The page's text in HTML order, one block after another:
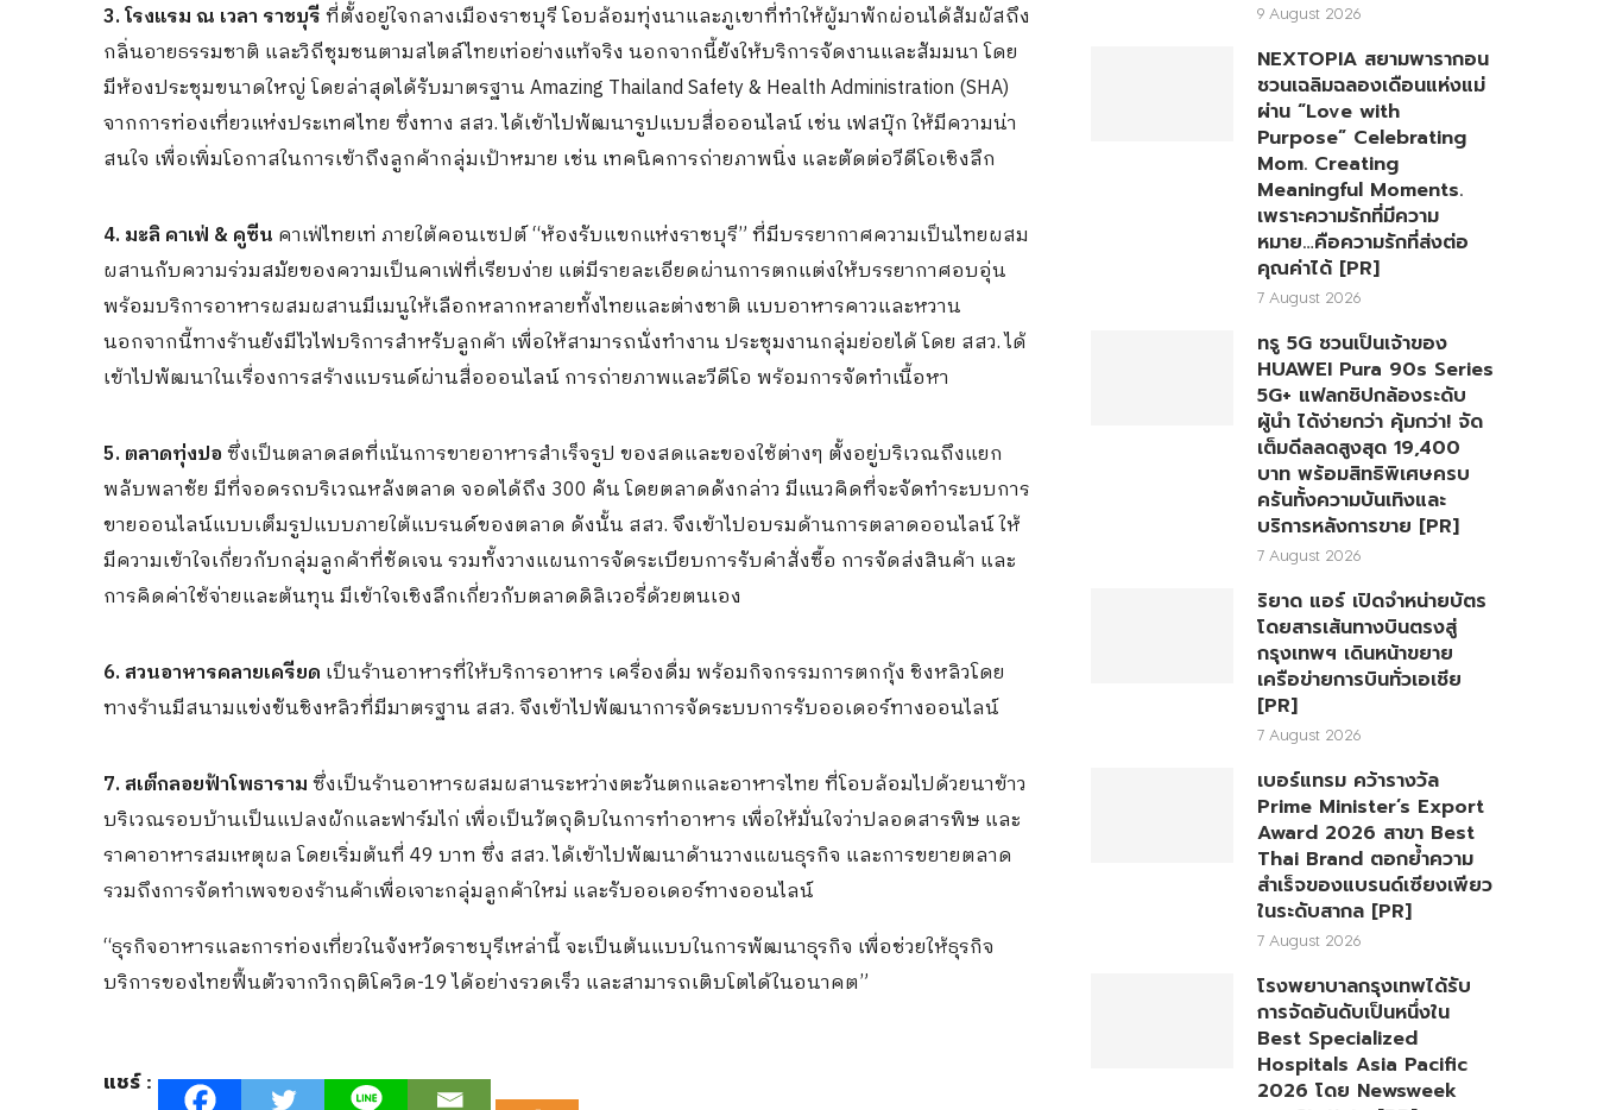
3. โรงแรม ณ เวลา ราชบุรีที่ตั้งอยู่ใจกลางเมืองราชบุรี โอบล้อมทุ่งนาและภูเขาที่ทำให้ผู้มาพักผ่อนได้สัมผัสถึง
กลิ่นอายธรรมชาติ และวิถีชุมชนตามสไตล์ไทยเท่อย่างแท้จริง นอกจากนี้ยังให้บริการจัดงานและสัมมนา โดย
มีห้องประชุมขนาดใหญ่ โดยล่าสุดได้รับมาตรฐาน Amazing Thailand Safety & Health Administration (SHA)
จากการท่องเที่ยวแห่งประเทศไทย ซึ่งทาง สสว. ได้เข้าไปพัฒนารูปแบบสื่อออนไลน์ เช่น เฟสบุ๊ก ให้มีความน่า
สนใจ เพื่อเพิ่มโอกาสในการเข้าถึงลูกค้ากลุ่มเป้าหมาย เช่น เทคนิคการถ่ายภาพนิ่ง และตัดต่อวีดีโอเชิงลึก
4. มะลิ คาเฟ่ & คูซีน คาเฟ่ไทยเท่ ภายใต้คอนเซปต์ “ห้องรับแขกแห่งราชบุรี” ที่มีบรรยากาศความเป็นไทยผสม
ผสานกับความร่วมสมัยของความเป็นคาเฟ่ที่เรียบง่าย แต่มีรายละเอียดผ่านการตกแต่งให้บรรยากาศอบอุ่น
พร้อมบริการอาหารผสมผสานมีเมนูให้เลือกหลากหลายทั้งไทยและต่างชาติ แบบอาหารคาวและหวาน
นอกจากนี้ทางร้านยังมีไวไฟบริการสำหรับลูกค้า เพื่อให้สามารถนั่งทำงาน ประชุมงานกลุ่มย่อยได้ โดย สสว. ได้
เข้าไปพัฒนาในเรื่องการสร้างแบรนด์ผ่านสื่อออนไลน์ การถ่ายภาพและวีดีโอ พร้อมการจัดทำเนื้อหา
5. ตลาดทุ่งปอซึ่งเป็นตลาดสดที่เน้นการขายอาหารสำเร็จรูป ของสดและของใช้ต่างๆ ตั้งอยู่บริเวณถึงแยก
พลับพลาชัย มีที่จอดรถบริเวณหลังตลาด จอดได้ถึง 300 คัน โดยตลาดดังกล่าว มีแนวคิดที่จะจัดทำระบบการ
ขายออนไลน์แบบเต็มรูปแบบภายใต้แบรนด์ของตลาด ดังนั้น สสว. จึงเข้าไปอบรมด้านการตลาดออนไลน์ ให้
มีความเข้าใจเกี่ยวกับกลุ่มลูกค้าที่ชัดเจน รวมทั้งวางแผนการจัดระเบียบการรับคำสั่งซื้อ การจัดส่งสินค้า และ
การคิดค่าใช้จ่ายและต้นทุน มีเข้าใจเชิงลึกเกี่ยวกับตลาดดิลิเวอรี่ด้วยตนเอง
6. สวนอาหารคลายเครียด เป็นร้านอาหารที่ให้บริการอาหาร เครื่องดื่ม พร้อมกิจกรรมการตกกุ้ง ชิงหลิวโดย
ทางร้านมีสนามแข่งขันชิงหลิวที่มีมาตรฐาน สสว. จึงเข้าไปพัฒนาการจัดระบบการรับออเดอร์ทางออนไลน์
7. สเต็กลอยฟ้าโพธารามซึ่งเป็นร้านอาหารผสมผสานระหว่างตะวันตกและอาหารไทย ที่โอบล้อมไปด้วยนาข้าว
บริเวณรอบบ้านเป็นแปลงผักและฟาร์มไก่ เพื่อเป็นวัตถุดิบในการทำอาหาร เพื่อให้มั่นใจว่าปลอดสารพิษ และ
ราคาอาหารสมเหตุผล โดยเริ่มต้นที่ 49 บาท ซึ่ง สสว. ได้เข้าไปพัฒนาด้านวางแผนธุรกิจ และการขยายตลาด
รวมถึงการจัดทำเพจของร้านค้าเพื่อเจาะกลุ่มลูกค้าใหม่ และรับออเดอร์ทางออนไลน์
“ธุรกิจอาหารและการท่องเที่ยวในจังหวัดราชบุรีเหล่านี้ จะเป็นต้นแบบในการพัฒนาธุรกิจ เพื่อช่วยให้ธุรกิจ
บริการของไทยฟื้นตัวจากวิกฤติโควิด-19 ได้อย่างรวดเร็ว และสามารถเติบโตได้ในอนาคต”
แชร์ :
9 August 2026
NEXTOPIA สยามพารากอน
ชวนเฉลิมฉลองเดือนแห่งแม่
ผ่าน “Love with
Purpose” Celebrating
Mom. Creating
Meaningful Moments.
เพราะความรักที่มีความ
หมาย…คือความรักที่ส่งต่อ
คุณค่าได้ [PR]
7 August 2026
ทรู 5G ชวนเป็นเจ้าของ
HUAWEI Pura 90s Series
5G+ แฟลกชิปกล้องระดับ
ผู้นำ ได้ง่ายกว่า คุ้มกว่า! จัด
เต็มดีลลดสูงสุด 19,400
บาท พร้อมสิทธิพิเศษครบ
ครันทั้งความบันเทิงและ
บริการหลังการขาย [PR]
7 August 2026
ริยาด แอร์ เปิดจำหน่ายบัตร
โดยสารเส้นทางบินตรงสู่
กรุงเทพฯ เดินหน้าขยาย
เครือข่ายการบินทั่วเอเชีย
[PR]
7 August 2026
เบอร์แทรม คว้ารางวัล
Prime Minister’s Export
Award 2026 สาขา Best
Thai Brand ตอกย้ำความ
สำเร็จของแบรนด์เซียงเพียว
ในระดับสากล [PR]
7 August 2026
โรงพยาบาลกรุงเทพได้รับ
การจัดอันดับเป็นหนึ่งใน
Best Specialized
Hospitals Asia Pacific
2026 โดย Newsweek